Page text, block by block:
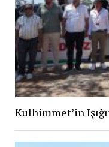
Kulhimmet’in